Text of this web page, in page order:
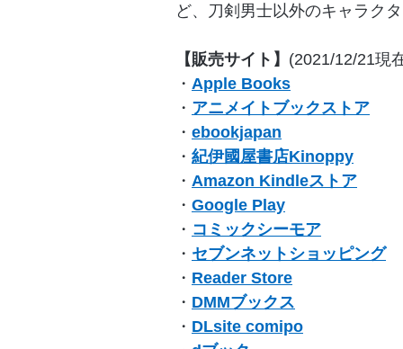
ど、刀剣男士以外のキャラク
【販売サイト】 (2021/12/21現
・ Apple Books
・ アニメイトブックストア
・ ebookjapan
・ 紀伊國屋書店Kinoppy
・ Amazon Kindleストア
・ Google Play
・ コミックシーモア
・ セブンネットショッピング
・ Reader Store
・ DMMブックス
・ DLsite comipo